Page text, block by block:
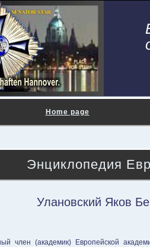
Home page
Энциклопедия
Улановский Яков
член (академик) Европейской